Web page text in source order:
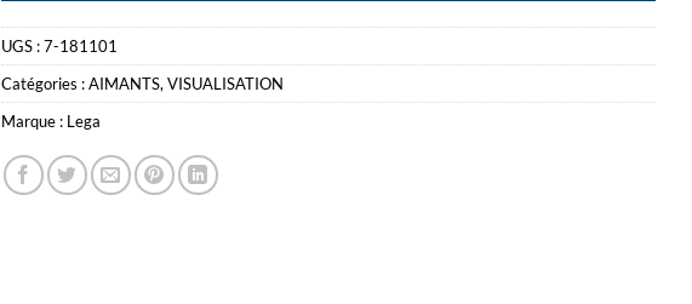
UGS :7-181101
Catégories :AIMANTS,VISUALISATION
Marque : Lega